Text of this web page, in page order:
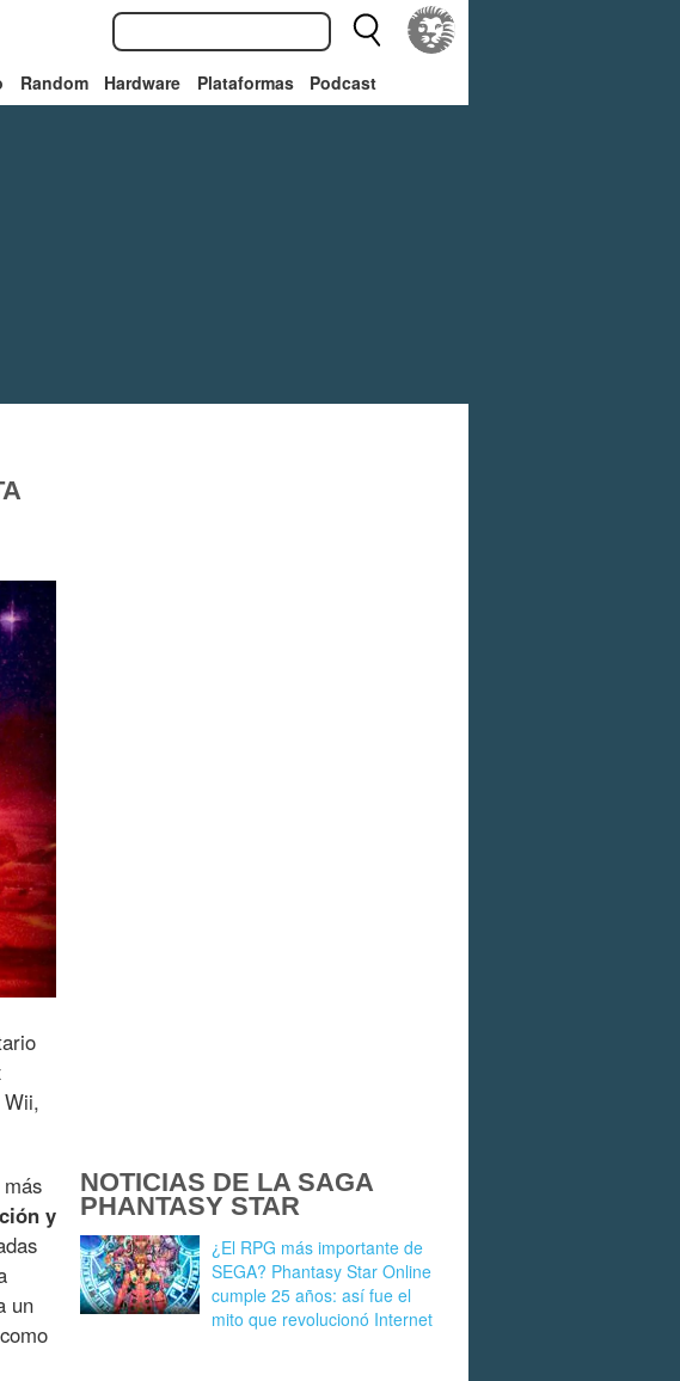
Random Hardware Plataformas Podcast
y
un
NOTICIAS DE LA SAGA
PHANTASY STAR
¿El RPG más importante de
SEGA? Phantasy Star Online
cumple 25 años: así fue el
mito que revolucionó Internet